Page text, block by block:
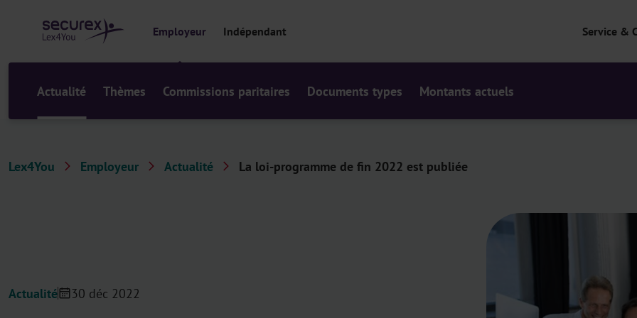
Employeur Indépendant Service &
Actualité Thèmes Commissions paritaires Documents types Montants actuels
Lex4You Employeur Actualité La loi-programme de fin 2022 est publiée
Actualité 30 déc 2022